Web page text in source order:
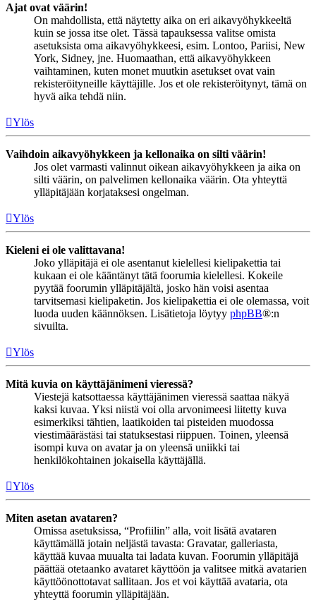
Ajat ovat väärin!
On mahdollista, että näytetty aika on eri aikavyöhykkeeltä
kuin se jossa itse olet. Tässä tapauksessa valitse omista
asetuksista oma aikavyöhykkeesi, esim. Lontoo, Pariisi, New
York, Sidney, jne. Huomaathan, että aikavyöhykkeen
vaihtaminen, kuten monet muutkin asetukset ovat vain
rekisteröityneille käyttäjille. Jos et ole rekisteröitynyt, tämä on
hyvä aika tehdä niin.
Ylös
Vaihdoin aikavyöhykkeen ja kellonaika on silti väärin!
Jos olet varmasti valinnut oikean aikavyöhykkeen ja aika on
silti väärin, on palvelimen kellonaika väärin. Ota yhteyttä
ylläpitäjään korjataksesi ongelman.
Ylös
Kieleni ei ole valittavana!
Joko ylläpitäjä ei ole asentanut kielellesi kielipakettia tai
kukaan ei ole kääntänyt tätä foorumia kielellesi. Kokeile
pyytää foorumin ylläpitäjältä, josko hän voisi asentaa
tarvitsemasi kielipaketin. Jos kielipakettia ei ole olemassa, voit
luoda uuden käännöksen. Lisätietoja löytyy phpBB®:n
sivuilta.
Ylös
Mitä kuvia on käyttäjänimeni vieressä?
Viestejä katsottaessa käyttäjänimen vieressä saattaa näkyä
kaksi kuvaa. Yksi niistä voi olla arvonimeesi liitetty kuva
esimerkiksi tähtien, laatikoiden tai pisteiden muodossa
viestimäärästäsi tai statuksestasi riippuen. Toinen, yleensä
isompi kuva on avatar ja on yleensä uniikki tai
henkilökohtainen jokaisella käyttäjällä.
Ylös
Miten asetan avataren?
Omissa asetuksissa, “Profiilin” alla, voit lisätä avataren
käyttämällä jotain neljästä tavasta: Gravatar, galleriasta,
käyttää kuvaa muualta tai ladata kuvan. Foorumin ylläpitäjä
päättää otetaanko avataret käyttöön ja valitsee mitkä avatarien
käyttöönottotavat sallitaan. Jos et voi käyttää avataria, ota
yhteyttä foorumin ylläpitäjään.